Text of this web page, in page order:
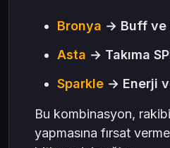
Bronya → Buff ve
Asta → Takıma
Sparkle → Enerji
Bu kombinasyon,
yapmasına fırsat